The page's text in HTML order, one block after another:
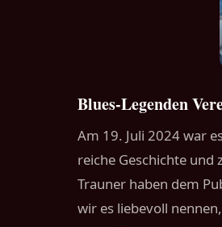
Blues-Legenden
Am 19. Juli 2024 war
reiche Geschichte und
Trauner haben dem
wir es liebevoll